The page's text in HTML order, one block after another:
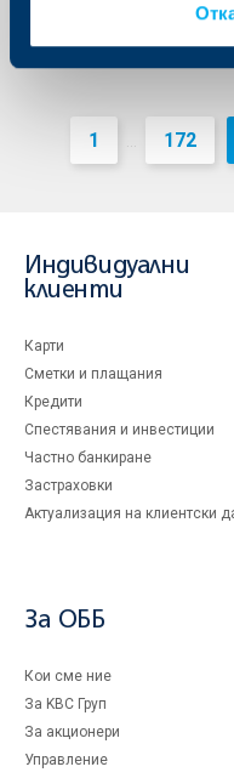
1 ... 172
Индивидуални
клиенти
Карти
Сметки и плащания
Кредити
Спестявания и инвестиции
Частно банкиране
Застраховки
Актуализация на клиентски
За ОББ
Кои сме ние
За KBC Груп
За акционери
Управление